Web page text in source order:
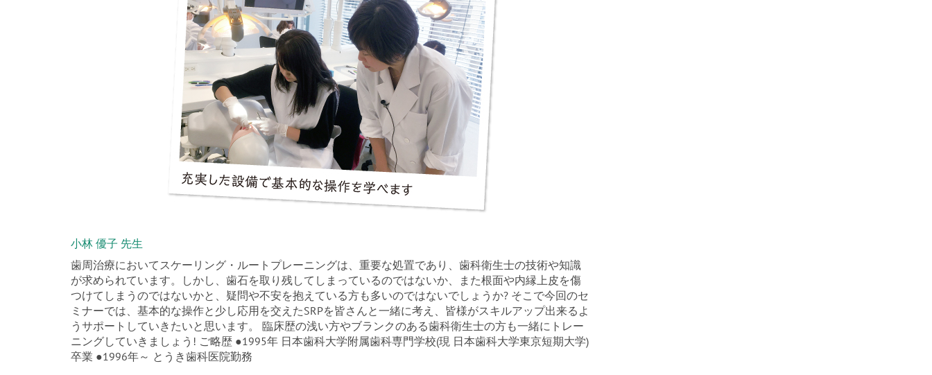
小林 優子 先生
歯周治療においてスケーリング・ルートプレーニングは、重要な処置であり、歯科衛生士の技術や知識
が求められています。しかし、歯石を取り残してしまっているのではないか、また根面や内縁上皮を傷
つけてしまうのではないかと、疑問や不安を抱えている方も多いのではないでしょうか? そこで今回のセ
ミナーでは、基本的な操作と少し応用を交えたSRPを皆さんと一緒に考え、皆様がスキルアップ出来るよ
うサポートしていきたいと思います。 臨床歴の浅い方やブランクのある歯科衛生士の方も一緒にトレー
ニングしていきましょう! ご略歴 ●1995年 日本歯科大学附属歯科専門学校(現 日本歯科大学東京短期大学)
卒業 ●1996年～ とうき歯科医院勤務